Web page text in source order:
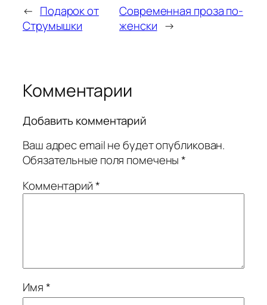
← Подарок от
Струмышки
Современная проза по-
женски →
Комментарии
Добавить комментарий
Ваш адрес email не будет опубликован.
Обязательные поля помечены*
Комментарий*
Имя*